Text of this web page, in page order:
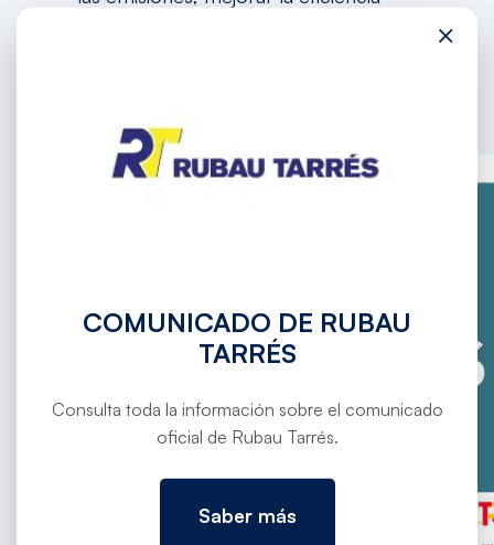
×
COMUNICADO DE RUBAU
TARRÉS
Consulta toda la información sobre el comunicado
oficial de Rubau Tarrés.
Saber más